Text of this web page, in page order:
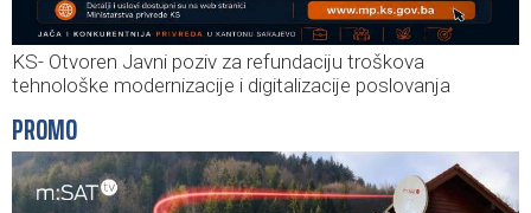
KS- Otvoren Javni poziv za refundaciju troškova
tehnološke modernizacije i digitalizacije poslovanja
PROMO